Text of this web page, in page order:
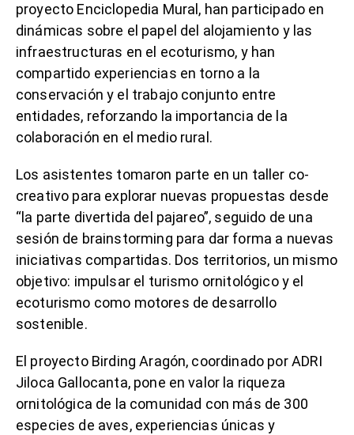
proyecto Enciclopedia Mural, han participado en
dinámicas sobre el papel del alojamiento y las
infraestructuras en el ecoturismo, y han
compartido experiencias en torno a la
conservación y el trabajo conjunto entre
entidades, reforzando la importancia de la
colaboración en el medio rural.
Los asistentes tomaron parte en un taller co-
creativo para explorar nuevas propuestas desde
“la parte divertida del pajareo”, seguido de una
sesión de brainstorming para dar forma a nuevas
iniciativas compartidas. Dos territorios, un mismo
objetivo: impulsar el turismo ornitológico y el
ecoturismo como motores de desarrollo
sostenible.
El proyecto Birding Aragón, coordinado por ADRI
Jiloca Gallocanta, pone en valor la riqueza
ornitológica de la comunidad con más de 300
especies de aves, experiencias únicas y